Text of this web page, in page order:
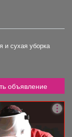
и сухая уборка
объявление